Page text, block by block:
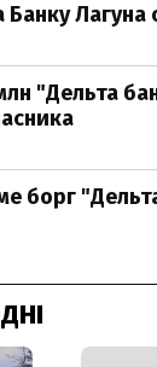
Банку
"Дельта
борг